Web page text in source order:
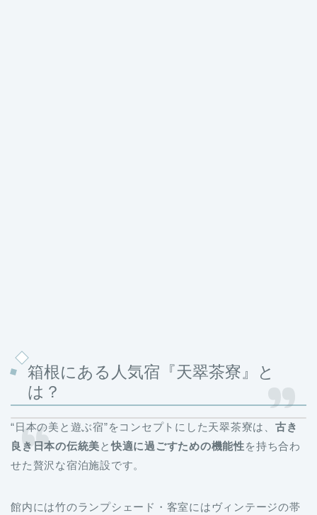
箱根にある人気宿『天翠茶寮』と
は？
“日本の美と遊ぶ宿”をコンセプトにした天翠茶寮は、 古き
良き日本の伝統美と快適に過ごすための機能性を持ち合わ
せた贅沢な宿泊施設です。
館内には竹のランプシェード・客室にはヴィンテージの帯